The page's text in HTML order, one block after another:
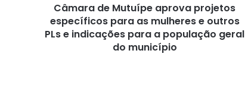
outros
Câmara de Mutuípe aprova projetos
específicos para as mulheres e outros
PLs e indicações para a população geral
do município